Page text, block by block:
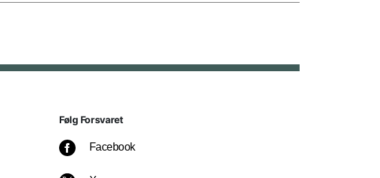
Følg Forsvaret
Facebook